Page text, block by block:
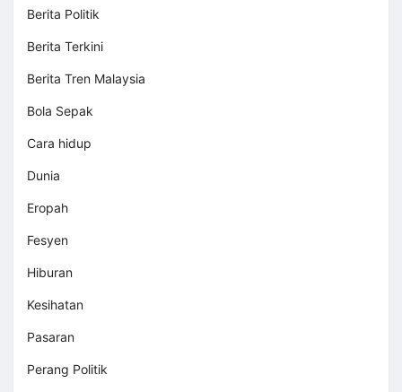
Berita Politik
Berita Terkini
Berita Tren Malaysia
Bola Sepak
Cara hidup
Dunia
Eropah
Fesyen
Hiburan
Kesihatan
Pasaran
Perang Politik